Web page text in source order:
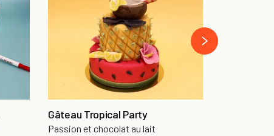
Gâteau Tropical Party
Passion et chocolat au lait
›